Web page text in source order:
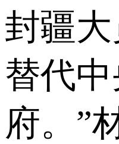
封疆
替代
府。”